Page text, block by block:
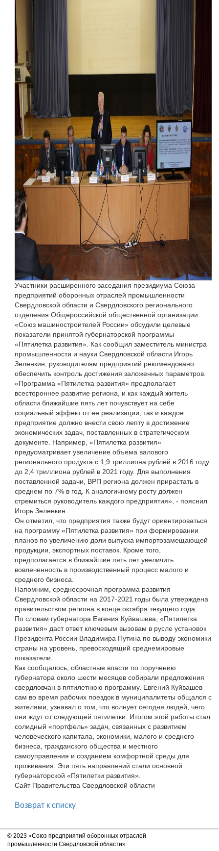
Участники расширенного заседания президиума Союза
предприятий оборонных отраслей промышленности
Свердловской области и Свердловского регионального
отделения Общероссийской общественной организации
«Союз машиностроителей России» обсудили целевые
показатели принятой губернаторской программы
«Пятилетка развития». Как сообщил заместитель министра
промышленности и науки Свердловской области Игорь
Зеленкин, руководителям предприятий рекомендовано
обеспечить контроль достижения заложенных параметров.
«Программа «Пятилетка развития» предполагает
всестороннее развитие региона, и как каждый житель
области ближайшие пять лет почувствует на себе
социальный эффект от ее реализации, так и каждое
предприятие должно внести свою лепту в достижение
экономических задач, поставленных в стратегическом
документе. Например, «Пятилетка развития»
предусматривает увеличение объема валового
регионального продукта с 1,9 триллиона рублей в 2016 году
до 2,4 триллиона рублей в 2021 году. Для выполнения
поставленной задачи, ВРП региона должен прирастать в
среднем по 7% в год. К аналогичному росту должен
стремиться руководитель каждого предприятия», - пояснил
Игорь Зеленкин.
Он отметил, что предприятия также будут ориентироваться
на программу «Пятилетка развития» при формировании
планов по увеличению доли выпуска импортозамещающей
продукции, экспортных поставок. Кроме того,
предполагается в ближайшие пять лет увеличить
вовлеченность в производственный процесс малого и
среднего бизнеса.
Напомним, среднесрочная программа развития
Свердловской области на 2017-2021 годы была утверждена
правительством региона в конце октября текущего года.
По словам губернатора Евгения Куйвашева, «Пятилетка
развития» даст ответ ключевым вызовам в русле установок
Президента России Владимира Путина по выводу экономики
страны на уровень, превосходящий среднемировые
показатели.
Как сообщалось, областные власти по поручению
губернатора около шести месяцев собирали предложения
свердловчан в пятилетнюю программу. Евгений Куйвашев
сам во время рабочих поездок в муниципалитеты общался с
жителями, узнавал о том, что волнует сегодня людей, чего
они ждут от следующей пятилетки. Итогом этой работы стал
солидный «портфель» задач, связанных с развитием
человеческого капитала, экономики, малого и среднего
бизнеса, гражданского общества и местного
самоуправления и созданием комфортной среды для
проживания. Эти пять направлений стали основной
губернаторской «Пятилетки развития».
Сайт Правительства Свердловской области
Возврат к списку
© 2023 «Союз предприятий оборонных отраслей
промышленности Свердловской области»